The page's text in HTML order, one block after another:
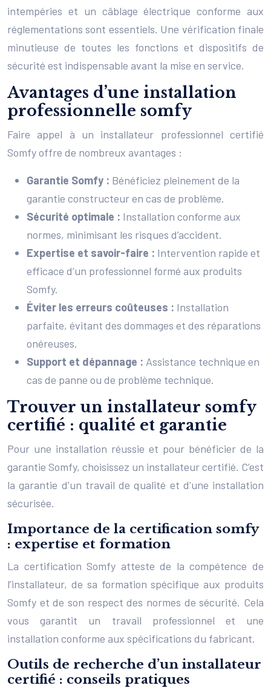
intempéries et un câblage électrique conforme aux
réglementations sont essentiels. Une vérification finale
minutieuse de toutes les fonctions et dispositifs de
sécurité est indispensable avant la mise en service.
Avantages d’une installation
professionnelle somfy
Faire appel à un installateur professionnel certifié
Somfy offre de nombreux avantages :
Garantie Somfy : Bénéficiez pleinement de la
garantie constructeur en cas de problème.
Sécurité optimale : Installation conforme aux
normes, minimisant les risques d’accident.
Expertise et savoir-faire : Intervention rapide et
efficace d’un professionnel formé aux produits
Somfy.
Éviter les erreurs coûteuses : Installation
parfaite, évitant des dommages et des réparations
onéreuses.
Support et dépannage : Assistance technique en
cas de panne ou de problème technique.
Trouver un installateur somfy
certifié : qualité et garantie
Pour une installation réussie et pour bénéficier de la
garantie Somfy, choisissez un installateur certifié. C’est
la garantie d’un travail de qualité et d’une installation
sécurisée.
Importance de la certification somfy
: expertise et formation
La certification Somfy atteste de la compétence de
l’installateur, de sa formation spécifique aux produits
Somfy et de son respect des normes de sécurité. Cela
vous garantit un travail professionnel et une
installation conforme aux spécifications du fabricant.
Outils de recherche d’un installateur
certifié : conseils pratiques